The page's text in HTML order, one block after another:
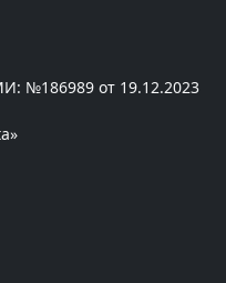
№186989 от 19.12.2023